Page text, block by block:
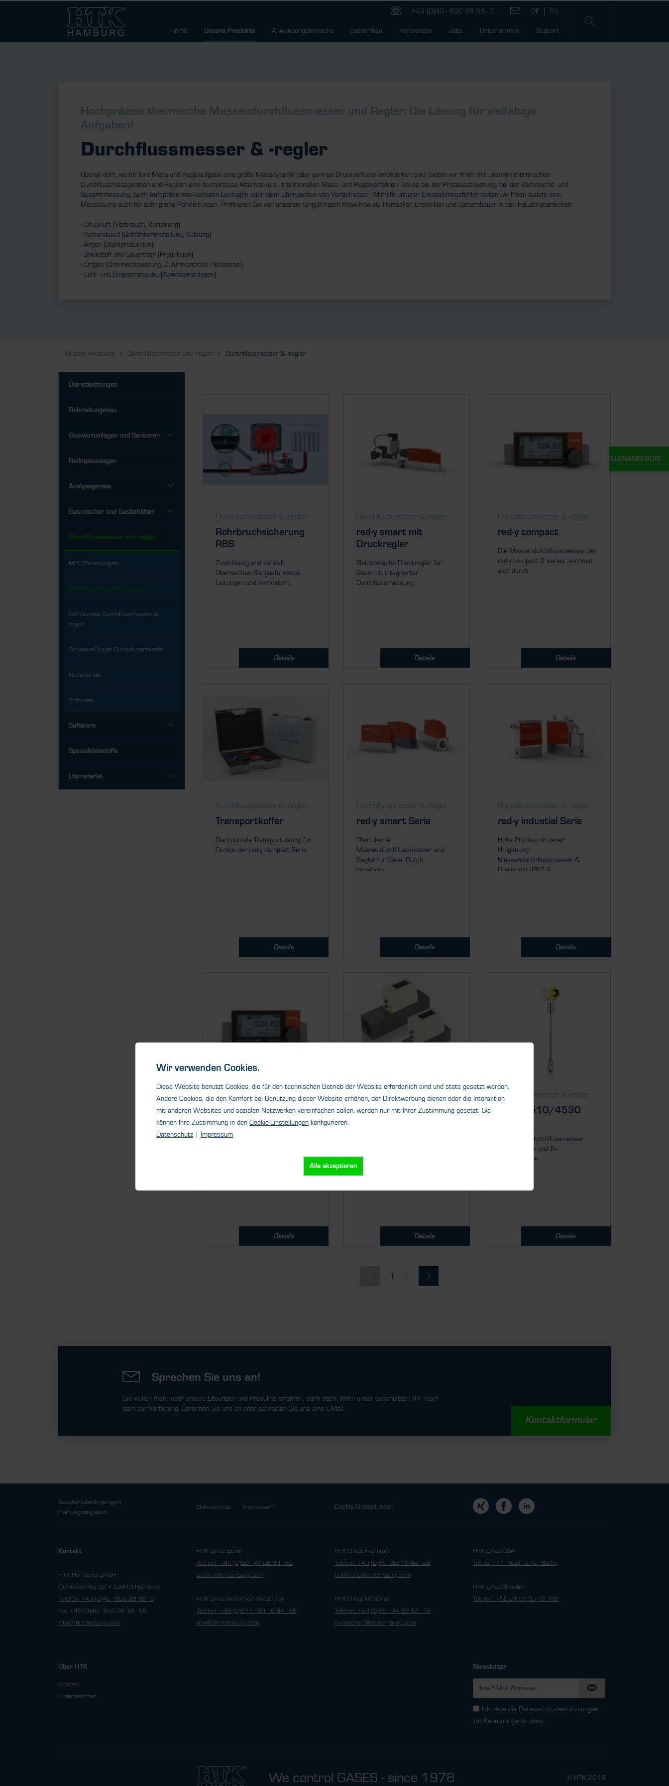
+49 (0)40 - 600 38 38 - 0
Home Unsere Produkte Anwendungsbereiche Systembau Referenzen Jobs Unternehmen Support
Hochpräzise thermische Massendurchflussmesser und Regler: Die Lösung für vielfältige
Aufgaben!
Durch­fluss­messer & ­-regler
Überall dort, wo für Ihre Mess-und Regelaufgabe eine große Messdynamik oder geringe Druckverluste erforderlich sind, bieten wir Ihnen mit unseren thermischen
Durchflussmessgeräten und Reglern eine hochpräzise Alternative zu traditionellen Mess- und Regelverfahren. Sei es bei der Prozesssteuerung, bei der Verbrauchs- und
Gesamtmessung, beim Aufspüren von kleinsten Leckagen oder beim Überwachen von Verteilnetzen. Mithilfe unserer Einsteckmessfühler bieten wir Ihnen zudem eine
Messlösung auch für sehr große Rohrleitungen. Profitieren Sie von unserem langjährigem Know-how als Hersteller, Entwickler und Systembauer in den Industriebereichen:
- Druckluft (Verbrauch, Verteilung)
- Kohlendioxid (Getränkeherstellung, Kühlung)
- Argon (Stahlproduktion)
- Stickstoff und Sauerstoff (Produktion)
- Erdgas (Brennersteuerung, Zufuhrkontrolle Heizkessel)
- Luft- und Biogasmessung (Abwasseranlagen)
Unsere Produkte Durchflussmesser und -regler Durchflussmesser & -regler
Dienstleistungen
Rohrleitungsbau
Gaswarnanlagen und Sensoren
Reifegasanlagen
Analysegeräte
Gasmischer und Gasbehälter
Durchflussmesser und -regler
MFC Steuerungen
Durchflussmesser & -regler
Gebrauchte Durchflussmesser & -
regler
Schwebekörper Durchflussmesser
Nadelventile
Software
Software
Spezialklebstoffe
Lötmaterial
Durch­fluss­messer & ­-regler
Rohrbruchsicherung
RBS
Zuverlässig und schnell
Überwachen Sie gasführende
Leitungen und verhindern...
Details
Durch­fluss­messer & ­-regler
red-y smart mit
Druckregler
Elektronische Druckregler für
Gase mit integrierter
Durchflussmessung.
Details
Durch­fluss­messer & ­-regler
red-y compact
Die Massendurchflussmesser der
red-y compact 2 series zeichnen
sich durch...
Details
Durch­fluss­messer & ­-regler
Transportkoffer
Die optimale Transportlösung für
Geräte der red-y compact Serie
Details
Durch­fluss­messer & ­-regler
red-y smart Serie
Thermische
Massendurchflussmesser und
Regler für Gase. Durch
bewährte...
Details
Durch­fluss­messer & ­-regler
red-y industial Serie
Hohe Präzison in rauer
Umgebung:
Massendurchflussmesser &
Regler mit IP67 &...
Details
Durch­fluss­messer & ­-regler
Leckagesimulator LDD
äußerst genau: Der
Details
Durch­fluss­messer & ­-regler
MFM 4150/ 4180
Details
Durch­fluss­messer & ­-regler
MFM 4510/4530
Mehr als nur
ein Massendurchflussmesser
- Für Aussen- und Ex-
Anwendungen...
Details
1
Sprechen Sie uns an!
Sie wollen mehr über unsere Lösungen und Produkte erfahren, dann steht Ihnen unser geschultes HTK Team
gern zur Verfügung. Sprechen Sie uns an oder schreiben Sie uns eine E-Mail.
Kontaktformular
Geschäftsbedingungen
Haftungsangaben
Datenschutz Impressum Cookie-Einstellungen
Kontakt
HTK Hamburg GmbH
Oehleckerring 32 • 22419 Hamburg
Telefon: +49 (0)40 - 600 38 38 - 0
Fax: +49 (0)40 - 600 38 38 - 99
info@htk-hamburg.com
HTK Office Berlin
Telefon: +49 (0)30 - 47 08 99 - 65
berlin@htk-hamburg.com
HTK Office Nordrhein-Westfalen
Telefon: +49 (0)211 - 69 16 84 - 86
nrw@htk-hamburg.com
HTK Office Frankfurt
Telefon: +49 (0)69 - 80 10 40 - 23
frankfurt@htk-hamburg.com
HTK Office München
Telefon: +49 (0)89 - 94 30 12 - 73
muenchen@htk-hamburg.com
HTK Office USA
Telefon: +1 - 803 - 270 - 8010
HTK Office Brasilien
Telefon: +55-21-99 55 75 166
Über HTK
Kontakt
Unternehmen
Newsletter
Ich habe die Datenschutzbestimmungen
zur Kenntnis genommen.
We control GASES - since 1978 © HTK 2018
UNSERE STELLENANGEBOTE
Wir verwenden Cookies.
Diese Website benutzt Cookies, die für den technischen Betrieb der Website erforderlich sind und stets gesetzt werden.
Andere Cookies, die den Komfort bei Benutzung dieser Website erhöhen, der Direktwerbung dienen oder die Interaktion
mit anderen Websites und sozialen Netzwerken vereinfachen sollen, werden nur mit Ihrer Zustimmung gesetzt. Sie
können Ihre Zustimmung in den Cookie-Einstellungen konfigurieren.
Datenschutz
Impressum
Alle akzeptieren